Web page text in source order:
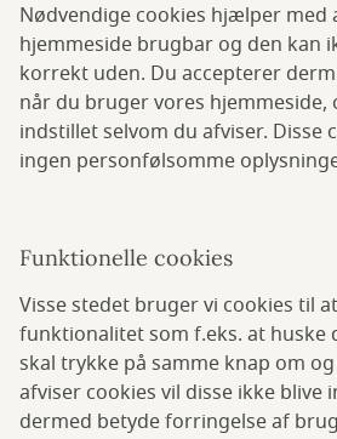
Nødvendige cookies hjælper med
hjemmeside brugbar og den kan
korrekt uden. Du accepterer
når du bruger vores hjemmeside,
indstillet selvom du afviser. Disse
ingen personfølsomme
Funktionelle cookies
Visse stedet bruger vi cookies til
funktionalitet som f.eks. at huske
skal trykke på samme knap om
afviser cookies vil disse ikke blive
dermed betyde forringelse af